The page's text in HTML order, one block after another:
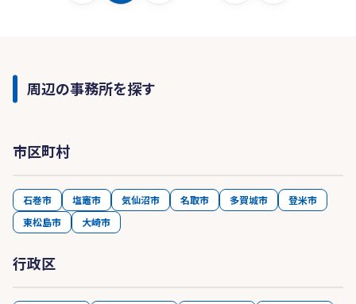
周辺の事務所を探す
市区町村
石巻市 塩竈市 気仙沼市 名取市 多賀城市
登米市
東松島市
大崎市
行政区